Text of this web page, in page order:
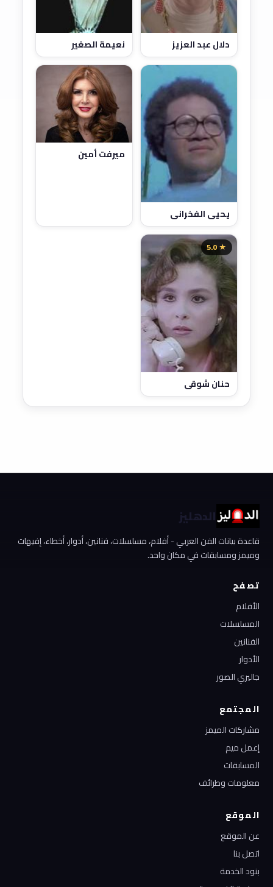
دلال عبد العزيز نعيمة الصغير
يحيى الفخراني
ميرفت أمين
★ 5.0
حنان شوقي
الدهليز
قاعدة بيانات الفن العربي - أفلام، مسلسلات، فنانين، أدوار، أخطاء، إفيهات
وميمز ومسابقات في مكان واحد.
تصفح
الأفلام
المسلسلات
الفنانين
الأدوار
جاليري الصور
المجتمع
مشاركات الميمز
إعمل ميم
المسابقات
معلومات وطرائف
الموقع
عن الموقع
اتصل بنا
بنود الخدمة